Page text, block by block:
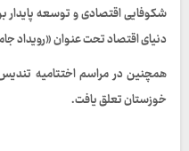
شکوفایی اقتصادی و توسعه پایدار
دنیای اقتصاد تحت عنوان «رویداد
همچنین در مراسم اختتامیه
خوزستان تعلق یافت.